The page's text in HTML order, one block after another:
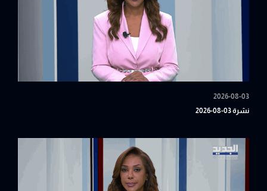
2026-08-03
نشرة 03-08-2026